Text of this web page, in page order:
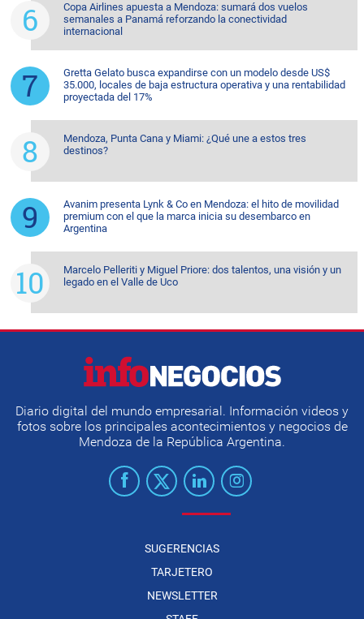
Copa Airlines apuesta a Mendoza: sumará dos vuelos
semanales a Panamá reforzando la conectividad
internacional
Gretta Gelato busca expandirse con un modelo desde US$
35.000, locales de baja estructura operativa y una rentabilidad
proyectada del 17%
Mendoza, Punta Cana y Miami: ¿Qué une a estos tres
destinos?
Avanim presenta Lynk & Co en Mendoza: el hito de movilidad
premium con el que la marca inicia su desembarco en
Argentina
Marcelo Pelleriti y Miguel Priore: dos talentos, una visión y un
legado en el Valle de Uco
Diario digital del mundo empresarial. Información videos y
fotos sobre los principales acontecimientos y negocios de
Mendoza de la República Argentina.
SUGERENCIAS
TARJETERO
NEWSLETTER